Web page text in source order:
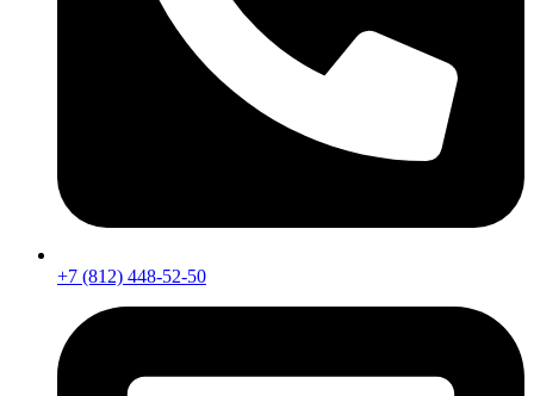
+7 (812) 448-52-50